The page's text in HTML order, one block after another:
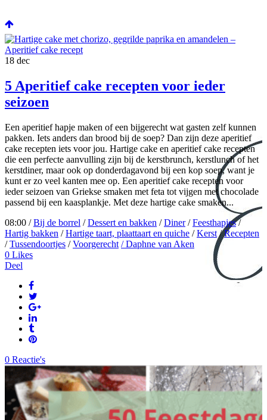
18 dec
5 Aperitief cake recepten voor ieder
seizoen
Een aperitief hapje maken of een bijgerecht wat gasten zelf kunnen
pakken. Iets anders dan brood bij de soep? Dan zijn deze aperitief
cake recepten iets voor jou. Hartige cake en aperitief cake recepten
die een perfecte aanvulling zijn bij de kerstbrunch, kerstlunch of het
kerstdiner, maar ook op donderdagavond bij een kop soep, want je
kunt er zo veel kanten mee op. Een aperitief cake recepten voor
ieder seizoen van Griekse smaken met feta tot vijgen met chocolade
passend bij een kaasplankje. Met deze hartige cake smaken...
08:00 /Bij de borrel /Dessert en bakken /Diner/Feesthapjes/
Hartig bakken /Hartige taart, plaattaart en quiche /Kerst /Recepten
/Tussendoortjes /Voorgerecht / Daphne van Aken
0 Likes
Deel
0 Reactie's